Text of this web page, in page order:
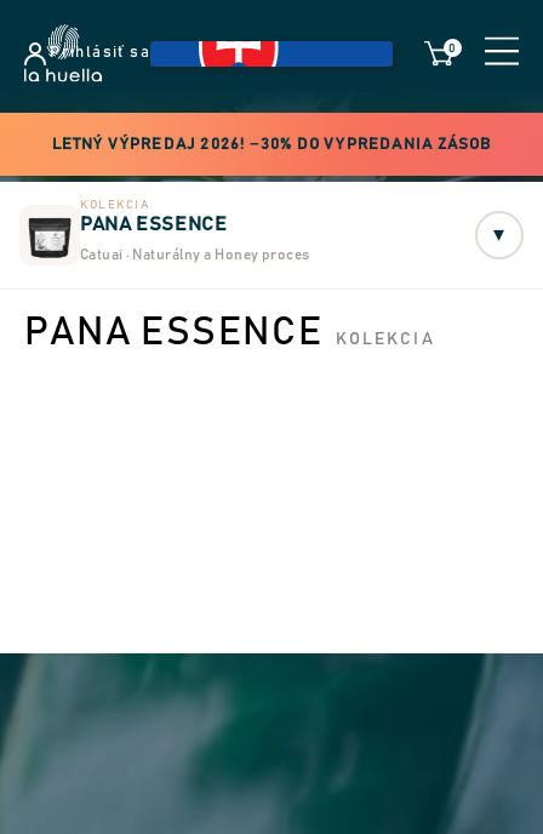
Prihlásiť sa 0
LETNÝ VÝPREDAJ 2026! −30% DO VYPREDANIA ZÁSOB
KOLEKCIA
PANA ESSENCE
Catuai · Naturálny a Honey proces
▾
PANA ESSENCE KOLEKCIA